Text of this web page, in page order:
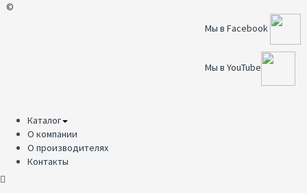
©
Мы в Facebook
Мы в YouTube
Каталог
О компании
О производителях
Контакты